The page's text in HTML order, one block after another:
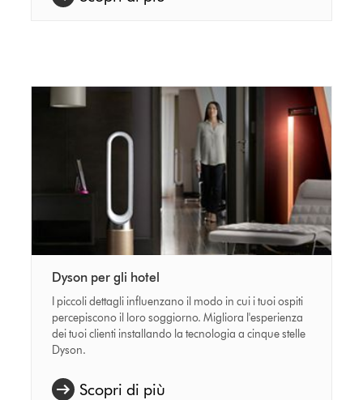
Dyson per gli hotel
I piccoli dettagli influenzano il modo in cui i tuoi ospiti
percepiscono il loro soggiorno. Migliora l'esperienza
dei tuoi clienti installando la tecnologia a cinque stelle
Dyson.
Scopri di più